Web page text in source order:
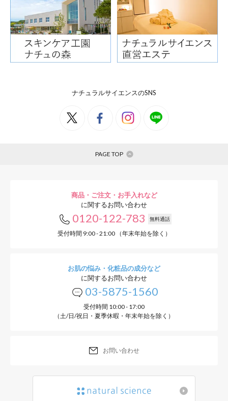
ナチュラルサイエンスのSNS
PAGE TOP
商品・ご注文・お手入れなど
に関するお問い合わせ
0120-122-783 無料通話
受付時間 9:00 - 21:00 （年末年始を除く）
お肌の悩み・化粧品の成分など
に関するお問い合わせ
03-5875-1560
受付時間 10:00 - 17:00
（土/日/祝日・夏季休暇・年末年始を除く）
お問い合わせ